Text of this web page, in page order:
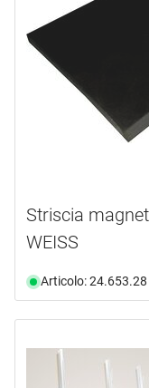
Striscia
WEISS
Articolo: 24.653.28